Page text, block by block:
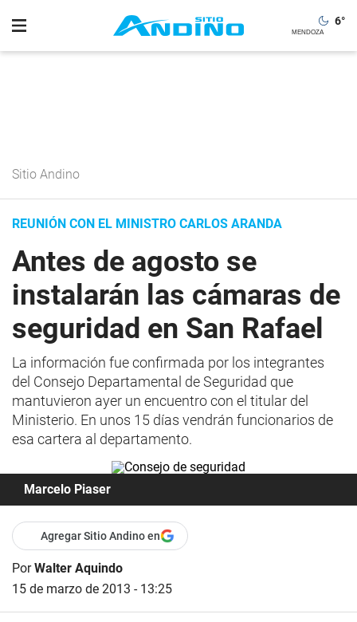
6°
Sitio Andino
REUNIÓN CON EL MINISTRO CARLOS ARANDA
Antes de agosto se
instalarán las cámaras de
seguridad en San Rafael
La información fue confirmada por los integrantes
del Consejo Departamental de Seguridad que
mantuvieron ayer un encuentro con el titular del
Ministerio. En unos 15 días vendrán funcionarios de
esa cartera al departamento.
Marcelo Piaser
Agregar Sitio Andino en
PorWalter Aquindo
15 de marzo de 2013 - 13:25